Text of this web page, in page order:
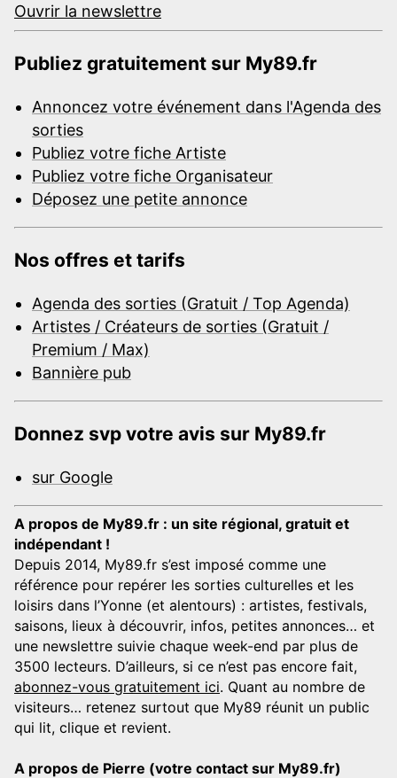
Ouvrir la newslettre
Publiez gratuitement sur My89.fr
Annoncez votre événement dans l'Agenda des
sorties
Publiez votre fiche Artiste
Publiez votre fiche Organisateur
Déposez une petite annonce
Nos offres et tarifs
Agenda des sorties (Gratuit / Top Agenda)
Artistes / Créateurs de sorties (Gratuit /
Premium / Max)
Bannière pub
Donnez svp votre avis sur My89.fr
sur Google
A propos de My89.fr : un site régional, gratuit et
indépendant !
Depuis 2014, My89.fr s’est imposé comme une
référence pour repérer les sorties culturelles et les
loisirs dans l’Yonne (et alentours) : artistes, festivals,
saisons, lieux à découvrir, infos, petites annonces… et
une newslettre suivie chaque week-end par plus de
3500 lecteurs. D’ailleurs, si ce n’est pas encore fait,
abonnez-vous gratuitement ici. Quant au nombre de
visiteurs… retenez surtout que My89 réunit un public
qui lit, clique et revient.
A propos de Pierre (votre contact sur My89.fr)